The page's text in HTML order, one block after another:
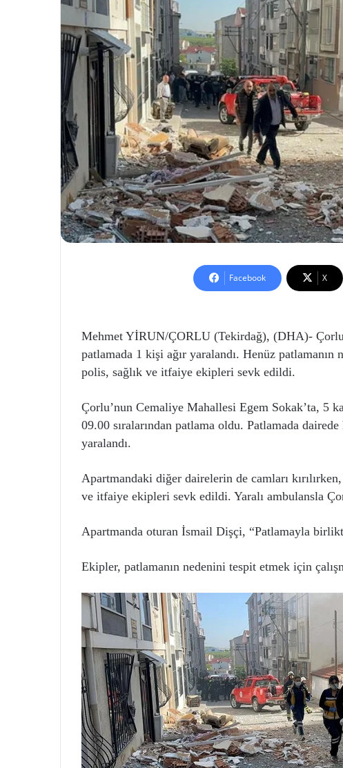
Facebook X
Mehmet YİRUN/ÇORLU (Tekirdağ), (DHA)-
patlamada 1 kişi ağır yaralandı. Henüz
polis, sağlık ve itfaiye ekipleri sevk edildi.
Çorlu’nun Cemaliye Mahallesi Egem Sokak’ta, 5
09.00 sıralarından patlama oldu. Patlamada
yaralandı.
Apartmandaki diğer dairelerin de camları
ve itfaiye ekipleri sevk edildi. Yaralı ambulansla
Apartmanda oturan İsmail Dişçi, “Patlamayla
Ekipler, patlamanın nedenini tespit etmek için